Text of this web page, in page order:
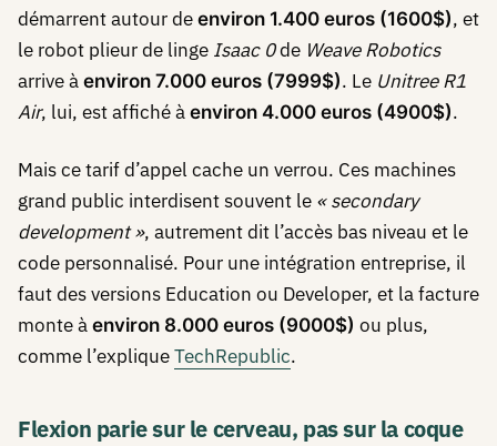
démarrent autour de environ 1.400 euros (1600$), et
le robot plieur de linge Isaac 0de Weave Robotics
arrive à environ 7.000 euros (7999$). Le Unitree R1
Air, lui, est affiché à environ 4.000 euros (4900$).
Mais ce tarif d’appel cache un verrou. Ces machines
grand public interdisent souvent le « secondary
development », autrement dit l’accès bas niveau et le
code personnalisé. Pour une intégration entreprise, il
faut des versions Education ou Developer, et la facture
monte à environ 8.000 euros (9000$) ou plus,
comme l’expliqueTechRepublic.
Flexion parie sur le cerveau, pas sur la coque